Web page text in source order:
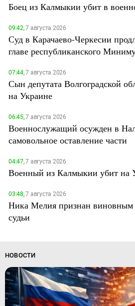
Боец из Калмыкии убит в
09:42,7 августа 2026
Суд в Карачаево-Черкесии
главе республиканского
07:44,7 августа 2026
Сын депутата Волгоградской
на Украине
06:45,7 августа 2026
Военнослужащий осужден в
самовольное оставление части
04:47,7 августа 2026
Военный из Калмыкии убит на
03:48,7 августа 2026
Ника Мелия признан виновным
судьи
НОВОСТИ